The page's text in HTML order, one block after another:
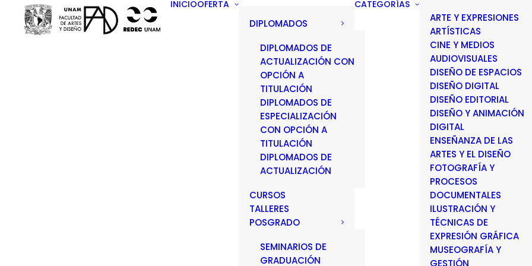
INICIOOFERTA
DIPLOMADOS
DIPLOMADOS DE
ACTUALIZACIÓN CON
OPCIÓN A
TITULACIÓN
DIPLOMADOS DE
ESPECIALIZACIÓN
CON OPCIÓN A
TITULACIÓN
DIPLOMADOS DE
ACTUALIZACIÓN
CURSOS
TALLERES
POSGRADO
SEMINARIOS DE
GRADUACIÓN
CATEGORÍAS
ARTE Y EXPRESIONES
ARTÍSTICAS
CINE Y MEDIOS
AUDIOVISUALES
DISEÑO DE ESPACIOS
DISEÑO DIGITAL
DISEÑO EDITORIAL
DISEÑO Y ANIMACIÓN
DIGITAL
ENSEÑANZA DE LAS
ARTES Y EL DISEÑO
FOTOGRAFÍA Y
PROCESOS
DOCUMENTALES
ILUSTRACIÓN Y
TÉCNICAS DE
EXPRESIÓN GRÁFICA
MUSEOGRAFÍA Y
GESTIÓN